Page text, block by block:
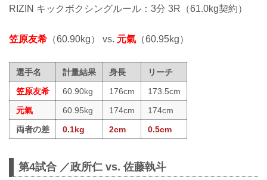
RIZIN キックボクシングルール：3分 3R（61.0kg契約）
笠原友希 （60.90kg） vs. 元氣 （60.95kg）
選手名 計量結果 身長
リーチ
笠原友希
60.90kg 176cm
173.5cm
元氣
60.95kg 174cm
174cm
両者の差
0.1kg 2cm 0.5cm
第4試合 ／政所仁 vs. 佐藤執斗